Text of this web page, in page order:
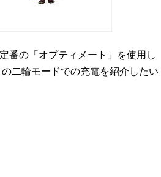
番の「オプティメート」を使用し
の二輪モードでの充電を紹介したい